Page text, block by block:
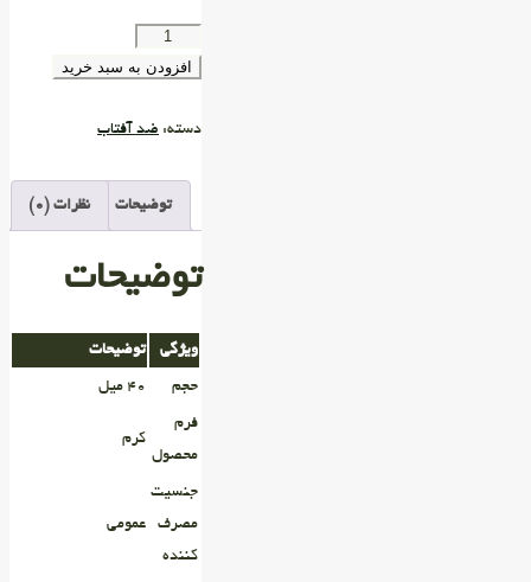
افزودن به سبد خرید
دسته: ضد آفتاب
توضیحات نظرات (0)
توضیحات
ویژگی توضیحات
حجم ۴۰ میل
فرم
محصول
کرم
جنسیت
مصرف
کننده
عمومی